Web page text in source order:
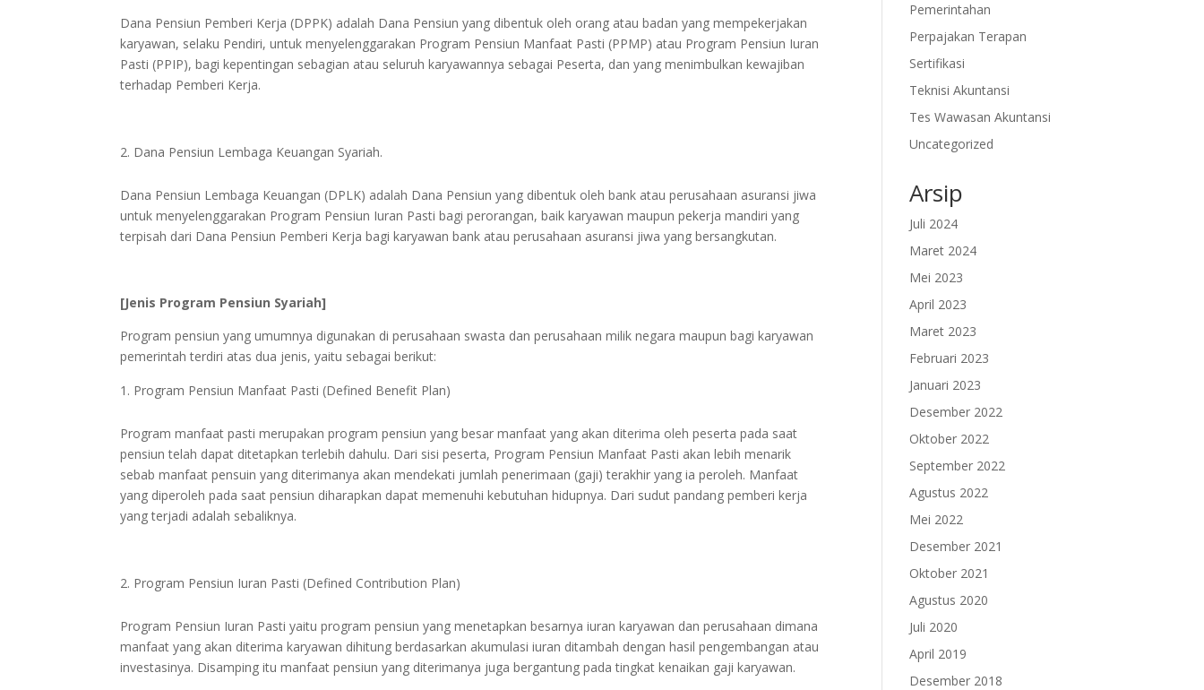
Dana Pensiun Pemberi Kerja (DPPK) adalah Dana Pensiun yang dibentuk oleh orang atau badan yang mempekerjakan
karyawan, selaku Pendiri, untuk menyelenggarakan Program Pensiun Manfaat Pasti (PPMP) atau Program Pensiun Iuran
Pasti (PPIP), bagi kepentingan sebagian atau seluruh karyawannya sebagai Peserta, dan yang menimbulkan kewajiban
terhadap Pemberi Kerja.
Dana Pensiun Lembaga Keuangan Syariah.
Dana Pensiun Lembaga Keuangan (DPLK) adalah Dana Pensiun yang dibentuk oleh bank atau perusahaan asuransi jiwa
untuk menyelenggarakan Program Pensiun Iuran Pasti bagi perorangan, baik karyawan maupun pekerja mandiri yang
terpisah dari Dana Pensiun Pemberi Kerja bagi karyawan bank atau perusahaan asuransi jiwa yang bersangkutan.
[Jenis Program Pensiun Syariah]
Program pensiun yang umumnya digunakan di perusahaan swasta dan perusahaan milik negara maupun bagi karyawan
pemerintah terdiri atas dua jenis, yaitu sebagai berikut:
Program Pensiun Manfaat Pasti (Defined Benefit Plan)
Program manfaat pasti merupakan program pensiun yang besar manfaat yang akan diterima oleh peserta pada saat
pensiun telah dapat ditetapkan terlebih dahulu. Dari sisi peserta, Program Pensiun Manfaat Pasti akan lebih menarik
sebab manfaat pensuin yang diterimanya akan mendekati jumlah penerimaan (gaji) terakhir yang ia peroleh. Manfaat
yang diperoleh pada saat pensiun diharapkan dapat memenuhi kebutuhan hidupnya. Dari sudut pandang pemberi kerja
yang terjadi adalah sebaliknya.
Program Pensiun Iuran Pasti (Defined Contribution Plan)
Program Pensiun Iuran Pasti yaitu program pensiun yang menetapkan besarnya iuran karyawan dan perusahaan dimana
manfaat yang akan diterima karyawan dihitung berdasarkan akumulasi iuran ditambah dengan hasil pengembangan atau
investasinya. Disamping itu manfaat pensiun yang diterimanya juga bergantung pada tingkat kenaikan gaji karyawan.
Pemerintahan
Perpajakan Terapan
Sertifikasi
Teknisi Akuntansi
Tes Wawasan Akuntansi
Uncategorized
Arsip
Juli 2024
Maret 2024
Mei 2023
April 2023
Maret 2023
Februari 2023
Januari 2023
Desember 2022
Oktober 2022
September 2022
Agustus 2022
Mei 2022
Desember 2021
Oktober 2021
Agustus 2020
Juli 2020
April 2019
Desember 2018